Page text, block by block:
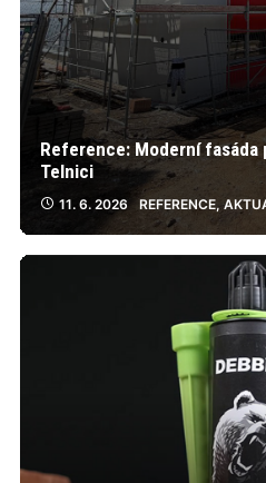
Reference: Moderní fasáda
Telnici
11. 6. 2026 REFERENCE,